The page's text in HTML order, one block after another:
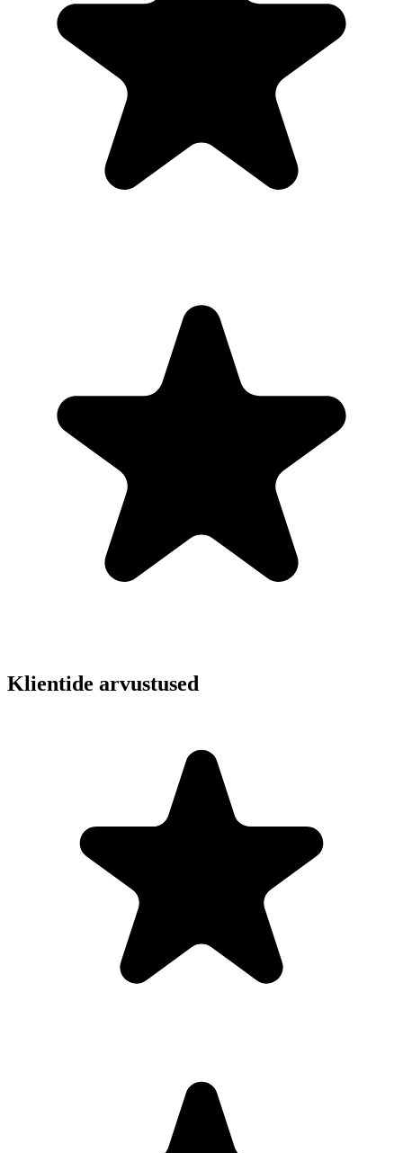
Klientide arvustused